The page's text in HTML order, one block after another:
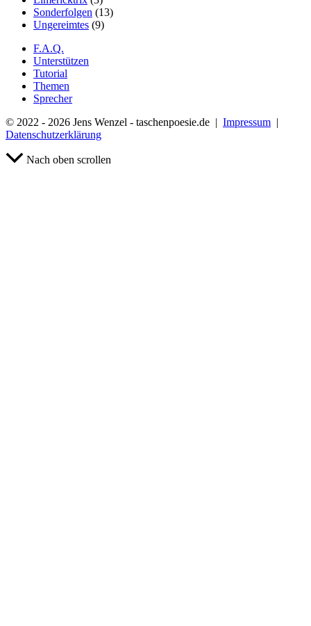
Sonderfolgen (13)
Ungereimtes (9)
F.A.Q.
Unterstützen
Tutorial
Themen
Sprecher
© 2022 - 2026 Jens Wenzel - taschenpoesie.de | Impressum |
Datenschutzerklärung
Nach oben scrollen